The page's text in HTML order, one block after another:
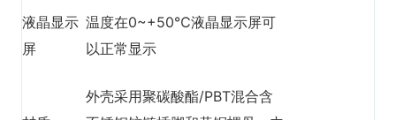
液晶显示
屏
温度在0~+50℃液晶显示屏可
以正常显示
外壳采用聚碳酸酯/PBT混合含